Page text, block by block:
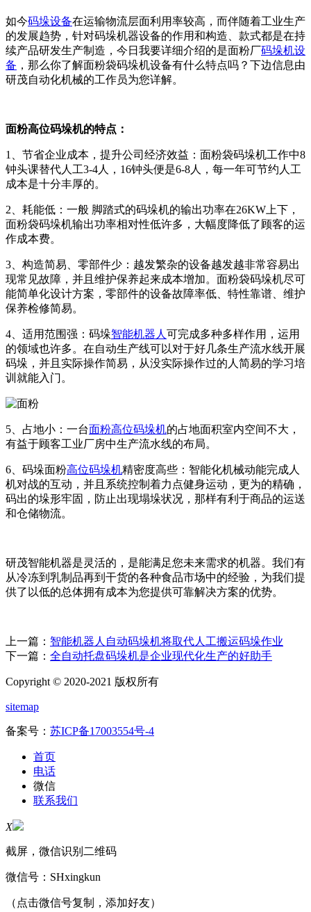
如今码垛设备在运输物流层面利用率较高，而伴随着工业生产
的发展趋势，针对码垛机器设备的作用和构造、款式都是在持
续产品研发生产制造，今日我要详细介绍的是面粉厂码垛机设
备 ，那么你了解面粉袋码垛机设备有什么特点吗？下边信息由
研茂自动化机械的工作员为您详解。
面粉高位码垛机的特点：
1、节省企业成本，提升公司经济效益：面粉袋码垛机工作中8
钟头课替代人工3-4人，16钟头便是6-8人，每一年可节约人工
成本是十分丰厚的。
2、耗能低：一般 脚踏式的码垛机的输出功率在26KW上下，
面粉袋码垛机输出功率相对性低许多，大幅度降低了顾客的运
作成本费。
3、构造简易、零部件少：越发繁杂的设备越发越非常容易出
现常见故障，并且维护保养起来成本增加。面粉袋码垛机尽可
能简单化设计方案，零部件的设备故障率低、特性靠谱、维护
保养检修简易。
4、适用范围强：码垛智能机器人 可完成多种多样作用，运用
的领域也许多。在自动生产线可以对于好几条生产流水线开展
码垛，并且实际操作简易，从没实际操作过的人简易的学习培
训就能入门。
5、占地小：一台面粉高位码垛机的占地面积室内空间不大，
有益于顾客工业厂房中生产流水线的布局。
6、码垛面粉高位码垛机精密度高些：智能化机械动能完成人
机对战的互动，并且系统控制着力点健身运动，更为的精确，
码出的垛形牢固，防止出现塌垛状况，那样有利于商品的运送
和仓储物流。
研茂智能机器是灵活的，是能满足您未来需求的机器。我们有
从冷冻到乳制品再到干货的各种食品市场中的经验，为我们提
供了以低的总体拥有成本为您提供可靠解决方案的优势。
上一篇： 智能机器人自动码垛机将取代人工搬运码垛作业
下一篇： 全自动托盘码垛机是企业现代化生产的好助手
Copyright © 2020-2021 版权所有
sitemap
备案号： 苏ICP备17003554号-4
首页
电话
微信
联系我们
X
截屏，微信识别二维码
微信号： SHxingkun
（点击微信号复制，添加好友）